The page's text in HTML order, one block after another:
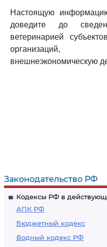
Законодательство РФ
Кодексы РФ в
АПК РФ
Бюджетный кодекс
Водный кодекс РФ
Настоящую
доведите до
ветеринарией
организаций,
внешнеэкономическую